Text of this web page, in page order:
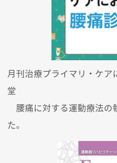
月刊治療プライマリ・ケ
堂
腰痛に対する運動療法の
た。